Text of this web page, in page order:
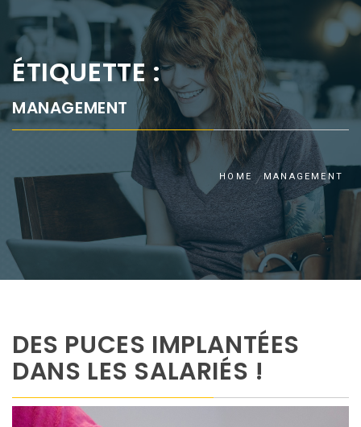
ÉTIQUETTE :
MANAGEMENT
HOME MANAGEMENT
DES PUCES IMPLANTÉES
DANS LES SALARIÉS !